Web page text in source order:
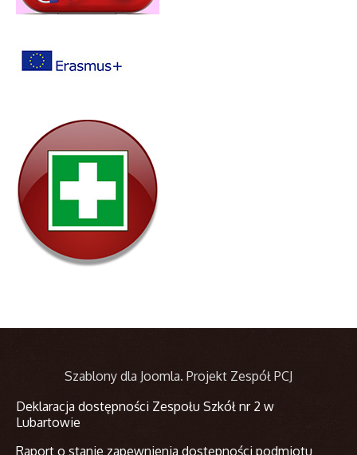
Szablony dla Joomla. Projekt Zespół PCJ
Deklaracja dostępności Zespołu Szkół nr 2 w
Lubartowie
Raport o stanie zapewnienia dostępności podmiotu